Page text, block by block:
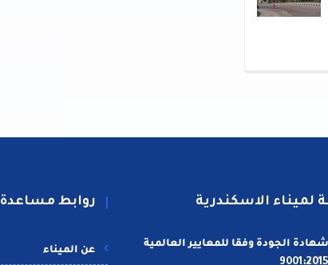
لميناء الاسكندرية
الجودة وفقا للمعايير العالمية
روابط مساعدة
عن الميناء